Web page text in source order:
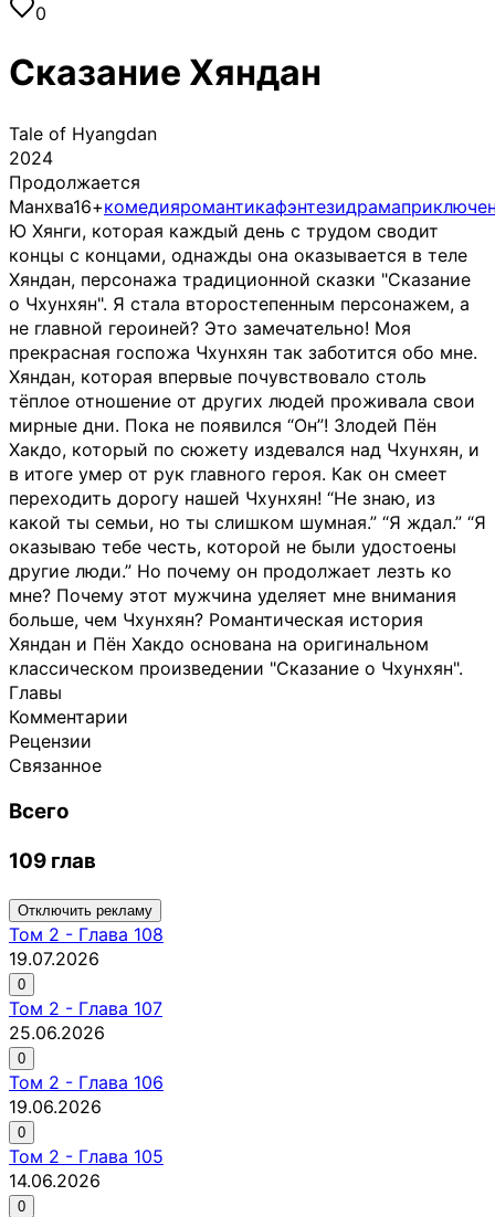
0
Сказание Хяндан
Tale of Hyangdan
2024
Продолжается
Манхва16+комедияромантикафэнтезидрама
Ю Хянги, которая каждый день с трудом сводит
концы с концами, однажды она оказывается в теле
Хяндан, персонажа традиционной сказки "Сказание
о Чхунхян". Я стала второстепенным персонажем, а
не главной героиней? Это замечательно! Моя
прекрасная госпожа Чхунхян так заботится обо мне.
Хяндан, которая впервые почувствовало столь
тёплое отношение от других людей проживала свои
мирные дни. Пока не появился “Он”! Злодей Пён
Хакдо, который по сюжету издевался над Чхунхян, и
в итоге умер от рук главного героя. Как он смеет
переходить дорогу нашей Чхунхян! “Не знаю, из
какой ты семьи, но ты слишком шумная.” “Я ждал.” “Я
оказываю тебе честь, которой не были удостоены
другие люди.” Но почему он продолжает лезть ко
мне? Почему этот мужчина уделяет мне внимания
больше, чем Чхунхян? Романтическая история
Хяндан и Пён Хакдо основана на оригинальном
классическом произведении "Сказание о Чхунхян".
Главы
Комментарии
Рецензии
Связанное
Всего
109 глав
Отключить рекламу
Том 2 - Глава 108
19.07.2026
0
Том 2 - Глава 107
25.06.2026
0
Том 2 - Глава 106
19.06.2026
0
Том 2 - Глава 105
14.06.2026
0